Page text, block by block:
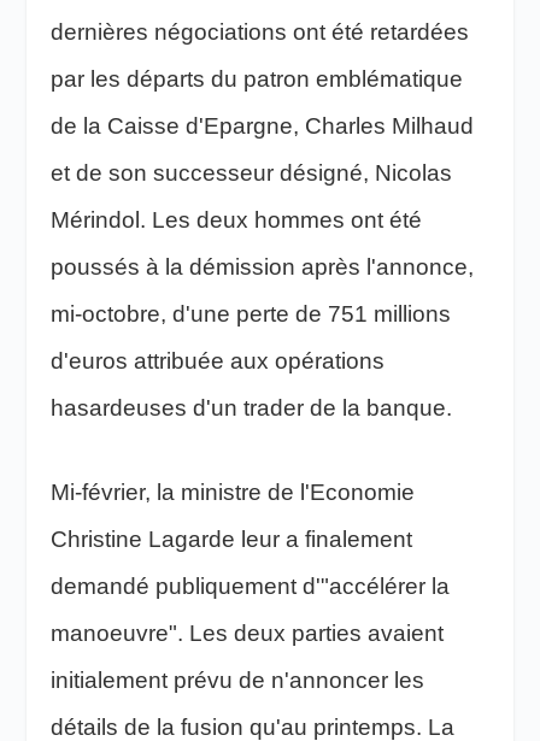
dernières négociations ont été retardées
par les départs du patron emblématique
de la Caisse d'Epargne, Charles Milhaud
et de son successeur désigné, Nicolas
Mérindol. Les deux hommes ont été
poussés à la démission après l'annonce,
mi-octobre, d'une perte de 751 millions
d'euros attribuée aux opérations
hasardeuses d'un trader de la banque.
Mi-février, la ministre de l'Economie
Christine Lagarde leur a finalement
demandé publiquement d'"accélérer la
manoeuvre". Les deux parties avaient
initialement prévu de n'annoncer les
détails de la fusion qu'au printemps. La